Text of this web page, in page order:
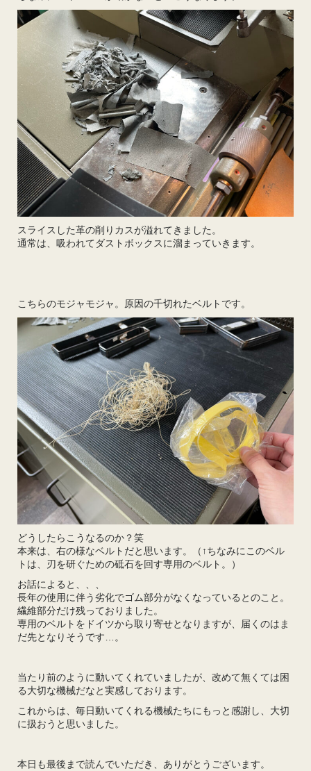
スライスした革の削りカスが溢れてきました。
通常は、吸われてダストボックスに溜まっていきます。
こちらのモジャモジャ。原因の千切れたベルトです。
どうしたらこうなるのか？笑
本来は、右の様なベルトだと思います。（↑ちなみにこのベル
トは、刃を研ぐための砥石を回す専用のベルト。）
お話によると、、、
長年の使用に伴う劣化でゴム部分がなくなっているとのこと。
繊維部分だけ残っておりました。
専用のベルトをドイツから取り寄せとなりますが、届くのはま
だ先となりそうです…。
当たり前のように動いてくれていましたが、改めて無くては困
る大切な機械だなと実感しております。
これからは、毎日動いてくれる機械たちにもっと感謝し、大切
に扱おうと思いました。
本日も最後まで読んでいただき、ありがとうございます。